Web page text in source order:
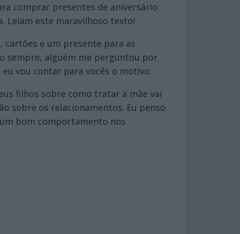
comprar presentes de aniversário
Leiam este maravilhoso texto!
cartões e um presente para as
sempre, alguém me perguntou por
vou contar para vocês o motivo.
filhos sobre como tratar a mãe vai
sobre os relacionamentos. Eu penso
um bom comportamento nos